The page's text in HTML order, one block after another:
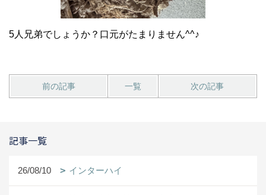
5人兄弟でしょうか？口元がたまりません^^♪
前の記事 一覧 次の記事
記事一覧
26/08/10 インターハイ